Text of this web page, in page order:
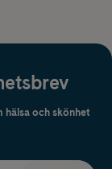
hälsa och skönhet